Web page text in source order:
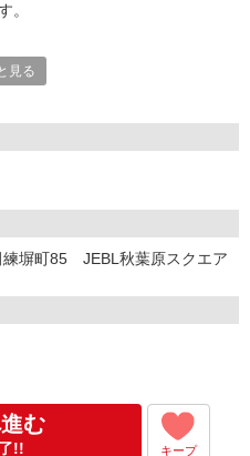
。
可能です。
職務経歴書を頂くケースがあ
。
採用決定となります。
きます。
をお受けいただきます。
としてご就業いただきます。
見る
塀町85 JEBL秋葉原スクエア
む
!! キープ